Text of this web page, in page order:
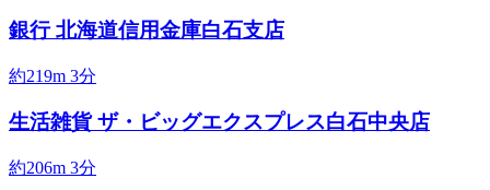
銀行 北海道信用金庫白石支店
約219m 3分
生活雑貨 ザ・ビッグエクスプレス白石中央店
約206m 3分